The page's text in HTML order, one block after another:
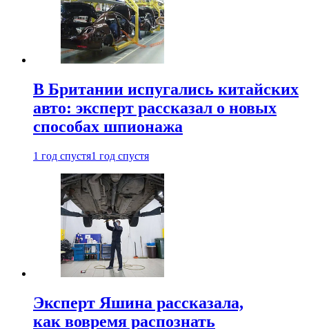
В Британии испугались китайских
авто: эксперт рассказал о новых
способах шпионажа
1 год спустя1 год спустя
Эксперт Яшина рассказала,
как вовремя распознать